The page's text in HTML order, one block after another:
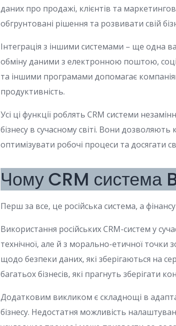
даних про продажі, клієнтів та
обгрунтовані рішення та розвивати свій
Інтеграція з іншими системами – ще одна
обміну даними з електронною поштою,
та іншими програмами допомагає
продуктивність.
Усі ці функції роблять CRM системи
бізнесу в сучасному світі. Вони
оптимізувати робочі процеси та досягати
Чому CRM система
Перш за все, це російська система, а
Використання російських CRM-систем у
технічної, але й з морально-етичної точки
щодо безпеки даних, які зберігаються на
багатьох бізнесів, які прагнуть зберігати
Додатковим викликом є складнощі в
бізнесу. Недостатня можливість